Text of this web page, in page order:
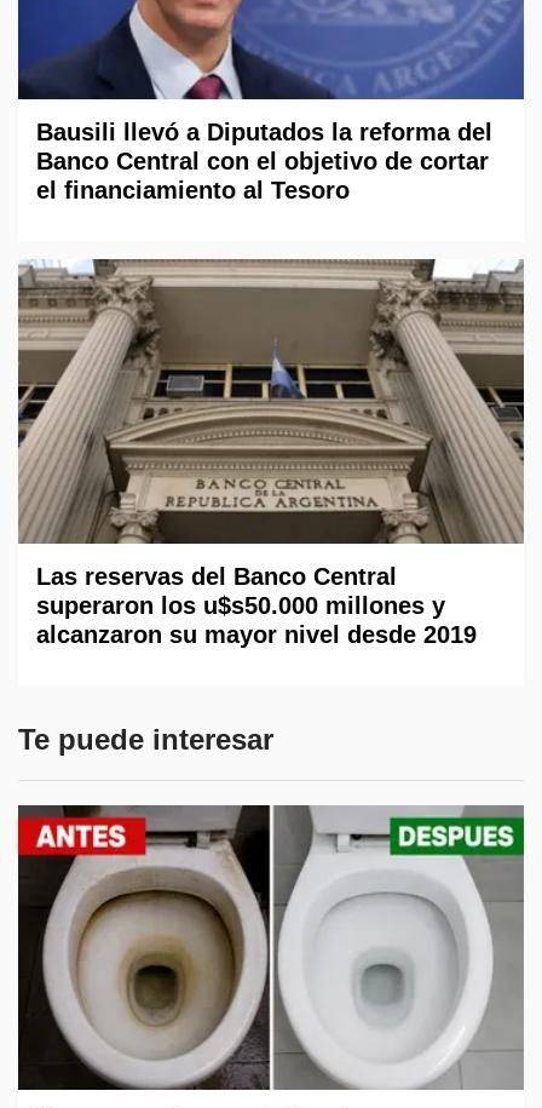
Bausili llevó a Diputados la reforma del
Banco Central con el objetivo de cortar
el financiamiento al Tesoro
Las reservas del Banco Central
superaron los u$s50.000 millones y
alcanzaron su mayor nivel desde 2019
Te puede interesar